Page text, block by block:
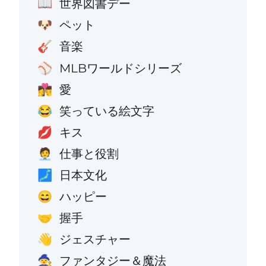
📖 世界図書デー
🐶 ペット
🎸 音楽
⚾ MLBワールドシリーズ
👩‍❤️‍💋‍👨 愛
😂 笑っている絵文字
💋 キス
🧑‍💼 仕事と役割
🗾 日本文化
😄 ハッピー
🤝 握手
👋 ジェスチャー
🧙 ファンタジー＆魔法